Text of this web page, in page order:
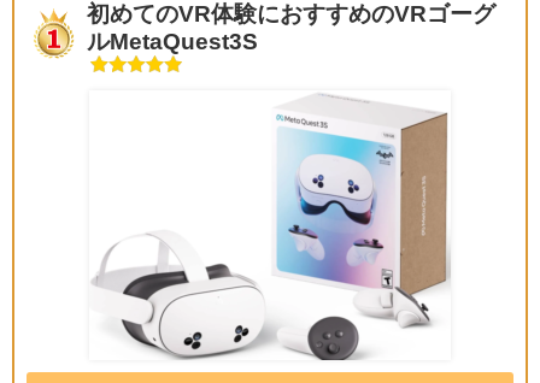
初めてのVR体験におすすめのVRゴーグ
ルMetaQuest3S